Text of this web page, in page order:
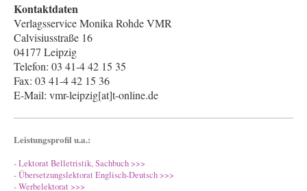
Kontaktdaten
Verlagsservice Monika Rohde VMR
Calvisiusstraße 16
04177 Leipzig
Telefon: 03 41-4 42 15 35
Fax: 03 41-4 42 15 36
E-Mail: vmr-leipzig[at]t-online.de
Leistungsprofil u.a.:
-Lektorat Belletristik,Sachbuch >>>
-Übersetzungslektorat Englisch-Deutsch >>>
-Werbelektorat >>>